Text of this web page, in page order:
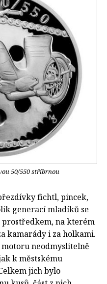
50/550 stříbrnou
fichtl, pincek,
generací mladíků se
na kterém
kamarády i za holkami.
neodmyslitelně
k městskému
jich bylo